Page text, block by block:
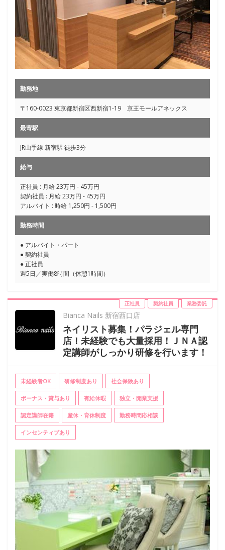
勤務地
〒160-0023 東京都新宿区西新宿1-19 京王モールアネックス
最寄駅
JR山手線 新宿駅 徒歩3分
給与
正社員 : 月給 23万円 - 45万円
契約社員 : 月給 23万円 - 45万円
アルバイト : 時給 1,250円 - 1,500円
勤務時間
● アルバイト・パート
● 契約社員
● 正社員
週5日／実働8時間（休憩1時間）
正社員 契約社員 業務委託
Bianca Nails 新宿西口店
ネイリスト募集！パラジェル専門
店！未経験でも大量採用！ＪＮＡ認
定講師がしっかり研修を行います！
未経験者OK 研修制度あり 社会保険あり
ボーナス・賞与あり 有給休暇 独立・開業支援
認定講師在籍 産休・育休制度 勤務時間応相談
インセンティブあり